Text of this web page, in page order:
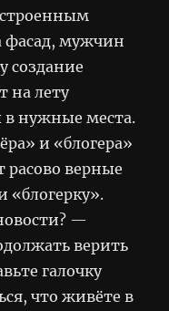
мужчин
создание
на лету
нужные места.
и «блогера»
верные
«блогерку».
—
верить
галочку
что живёте в